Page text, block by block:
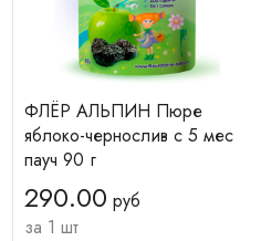
ФЛЁР АЛЬПИН Пюре
яблоко-чернослив с 5 мес
пауч 90 г
290.00 руб
за 1 шт